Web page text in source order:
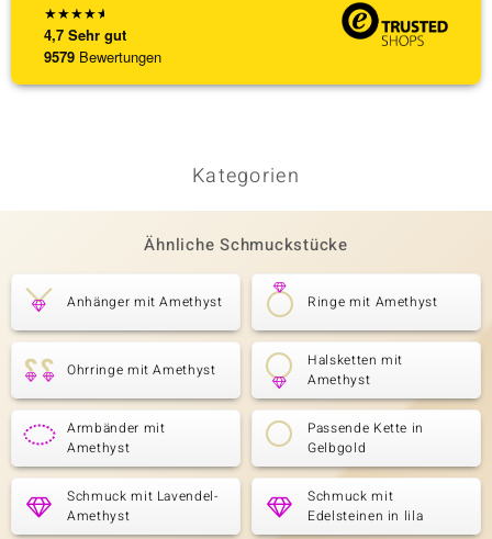
★★★★★
4,7 Sehr gut
9579 Bewertungen
Kategorien
Ähnliche Schmuckstücke
Anhänger mit Amethyst Ringe mit Amethyst
Ohrringe mit Amethyst
Halsketten mit
Amethyst
Armbänder mit
Amethyst
Passende Kette in
Gelbgold
Schmuck mit Lavendel-
Amethyst
Schmuck mit
Edelsteinen in lila